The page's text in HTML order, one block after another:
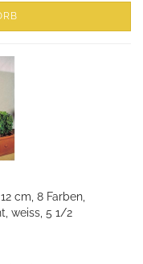
cm, 8 Farben,
weiss, 5 1/2